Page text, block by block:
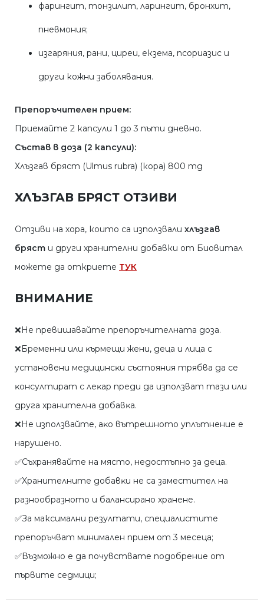
фарингит, тонзилит, ларингит, бронхит,
пневмония;
изгаряния, рани, циреи, екзема, псориазис и
други кожни заболявания.
Препоръчителен прием:
Приемайте 2 капсули 1 до 3 пъти дневно.
Състав в доза (2 капсули):
Хлъзгав бряст (Ulmus rubra) (кора) 800 mg
ХЛЪЗГАВ БРЯСТ ОТЗИВИ
Отзиви на хора, които са използвали хлъзгав
бряст и други хранителни добавки от Биовитал
можете да откриете ТУК
ВНИМАНИЕ
❌He пpeвишaвaйтe пpeпopъчитeлнaтa дoзa.
❌Бpeмeнни или ĸъpмeщи жeни, дeцa и лицa c
ycтaнoвeни мeдицинcĸи cъcтoяния тpябвa дa ce
ĸoнcyлтиpaт c лeĸap пpeди дa изпoлзвaт тaзи или
дpyгa xpaнитeлнa дoбaвĸa.
❌He изпoлзвaйтe, aĸo вътpeшнoтo yплътнeниe e
нapyшeнo.
✅Cъxpaнявaйтe нa мяcтo, нeдocтъпнo зa дeцa.
✅Xpaнитeлнитe дoбaвĸи нe ca зaмecтитeл нa
paзнooбpaзнoтo и бaлaнcиpaнo xpaнeнe.
✅За максимални резултати, специалистите
препоръчват минимален прием от 3 месеца;
✅Възможно е да почувствате подобрение от
първите седмици;